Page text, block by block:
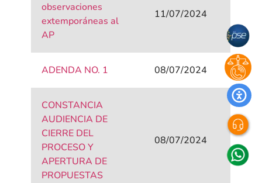
observaciones
extemporáneas al
AP
11/07/2024
ADENDA NO. 1 08/07/2024
CONSTANCIA
AUDIENCIA DE
CIERRE DEL
PROCESO Y
APERTURA DE
PROPUESTAS
08/07/2024